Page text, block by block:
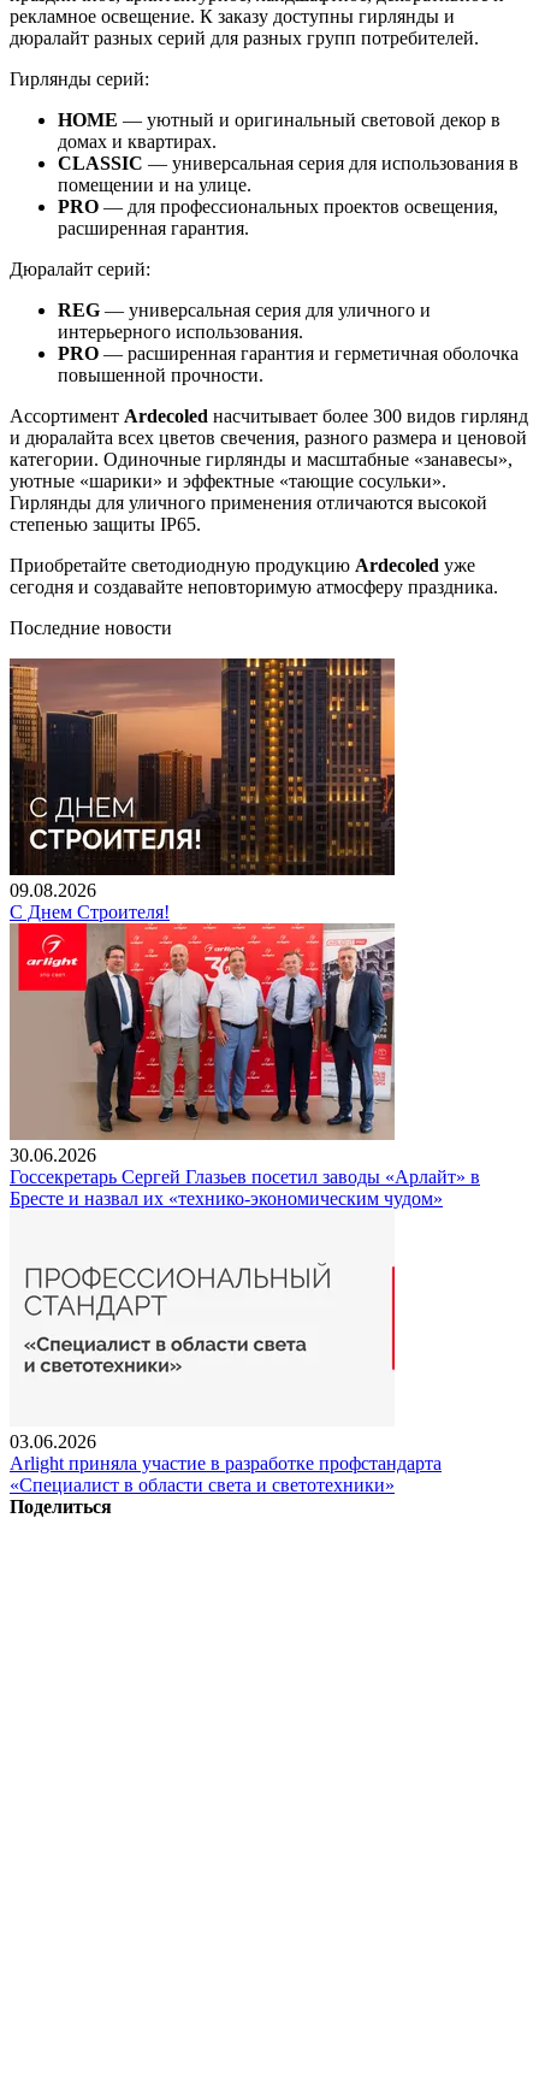
рекламное освещение. К заказу доступны гирлянды и
дюралайт разных серий для разных групп потребителей.
Гирлянды серий:
HOME — уютный и оригинальный световой декор в
домах и квартирах.
CLASSIC — универсальная серия для использования в
помещении и на улице.
PRO — для профессиональных проектов освещения,
расширенная гарантия.
Дюралайт серий:
REG — универсальная серия для уличного и
интерьерного использования.
PRO — расширенная гарантия и герметичная оболочка
повышенной прочности.
Ассортимент Ardecoled насчитывает более 300 видов гирлянд
и дюралайта всех цветов свечения, разного размера и ценовой
категории. Одиночные гирлянды и масштабные «занавесы»,
уютные «шарики» и эффектные «тающие сосульки».
Гирлянды для уличного применения отличаются высокой
степенью защиты IP65.
Приобретайте светодиодную продукцию Ardecoled уже
сегодня и создавайте неповторимую атмосферу праздника.
Последние новости
09.08.2026
С Днем Строителя!
30.06.2026
Госсекретарь Сергей Глазьев посетил заводы «Арлайт» в
Бресте и назвал их «технико-экономическим чудом»
03.06.2026
Arlight приняла участие в разработке профстандарта
«Специалист в области света и светотехники»
Поделиться